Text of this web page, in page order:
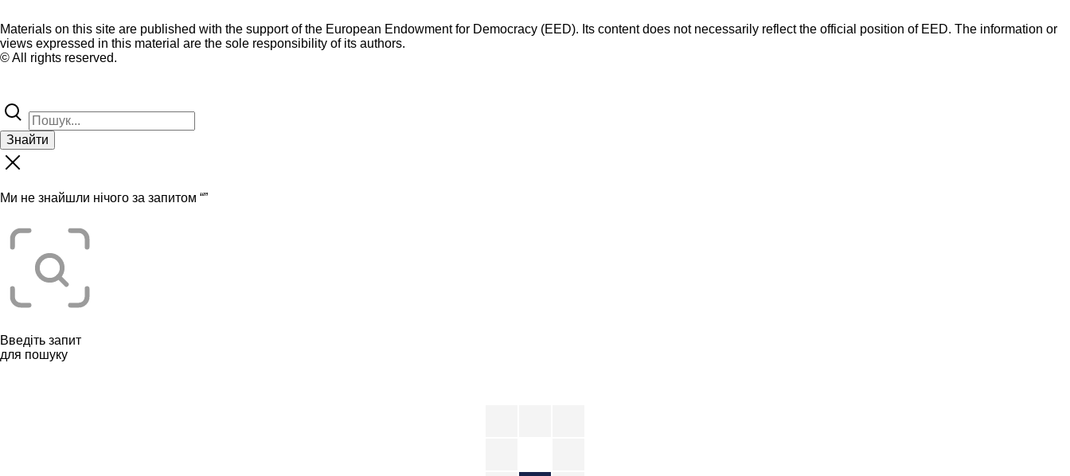
Materials on this site are published with the support of the European Endowment for Democracy (EED). Its content does not necessarily reflect the official position of EED. The information or
views expressed in this material are the sole responsibility of its authors.
© All rights reserved.
Знайти
Ми не знайшли нічого за запитом “”
Введіть запит
для пошуку